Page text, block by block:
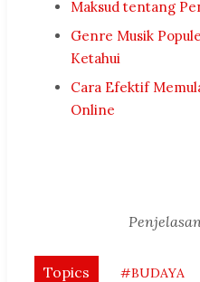
Maksud tentang
Genre Musik
Ketahui
Cara Efektif
Online
Topics #BUDAYA